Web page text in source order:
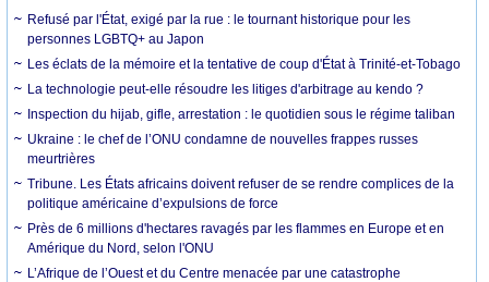
Refusé par l'État, exigé par la rue : le tournant historique pour les
personnes LGBTQ+ au Japon
Les éclats de la mémoire et la tentative de coup d'État à Trinité-et-Tobago
La technologie peut-elle résoudre les litiges d'arbitrage au kendo ?
Inspection du hijab, gifle, arrestation : le quotidien sous le régime taliban
Ukraine : le chef de l’ONU condamne de nouvelles frappes russes
meurtrières
Tribune. Les États africains doivent refuser de se rendre complices de la
politique américaine d’expulsions de force
Près de 6 millions d'hectares ravagés par les flammes en Europe et en
Amérique du Nord, selon l'ONU
L’Afrique de l’Ouest et du Centre menacée par une catastrophe